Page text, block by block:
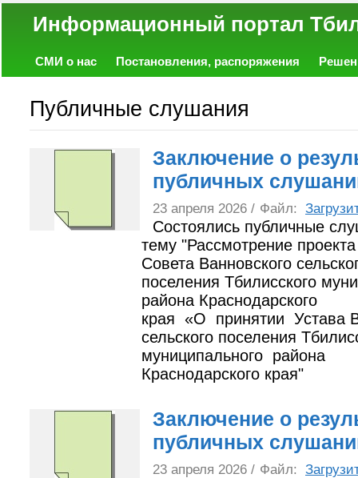
Информационный
СМИ о нас Постановления, распоряжения
Публичные слушания
Заключение о
публичных
23 апреля 2026 / Файл:
Состоялись публичные
тему "Рассмотрение
Совета Ванновского
поселения Тбилисского
района Краснодарского
края «О принятии Устава
сельского поселения
муниципального района
Краснодарского края"
Заключение о
публичных
23 апреля 2026 / Файл: